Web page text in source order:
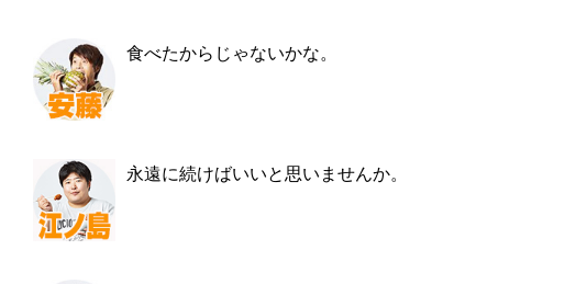
食べたからじゃないかな。
永遠に続けばいいと思いませんか。